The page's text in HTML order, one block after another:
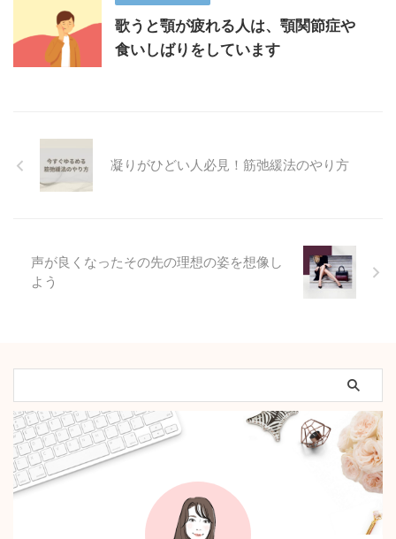
歌うと顎が疲れる人は、顎関節症や
食いしばりをしています
凝りがひどい人必見！筋弛緩法のやり方
声が良くなったその先の理想の姿を想像し
よう